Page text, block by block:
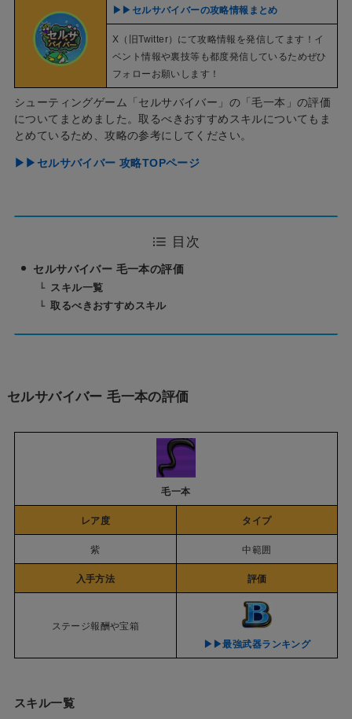
▶︎▶︎セルサバイバーの攻略情報まとめ
X（旧Twitter）にて攻略情報を発信してます！イ
ベント情報や裏技等も都度発信しているためぜひ
フォローお願いします！
シューティングゲーム「セルサバイバー」の「毛一本」の評価
についてまとめました。取るべきおすすめスキルについてもま
とめているため、攻略の参考にしてください。
▶︎▶︎セルサバイバー 攻略TOPページ
目次
セルサバイバー 毛一本の評価
スキル一覧
取るべきおすすめスキル
セルサバイバー 毛一本の評価
毛一本
レア度 タイプ
紫 中範囲
入手方法 評価
ステージ報酬や宝箱
▶︎▶︎最強武器ランキング
スキル一覧